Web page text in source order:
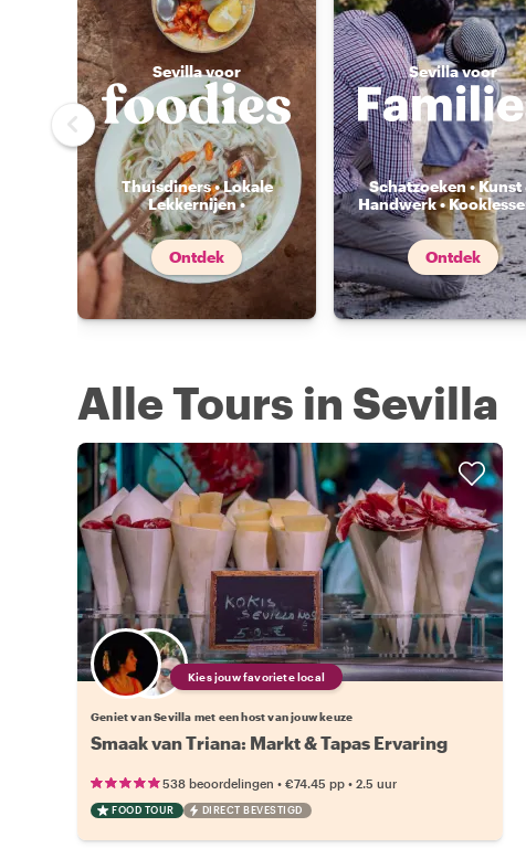
Sevilla voor
Thuisdiners • Lokale
Lekkernijen •
Voedselmarkten...
Ontdek
Sevilla voor
Schatzoeken • Kunst
Handwerk •
Ontdek
Alle Tours in Sevilla
Kies jouw favoriete local
Geniet van Sevilla met een host van jouw keuze
Smaak van Triana: Markt & Tapas Ervaring
538 beoordelingen • €74.45 pp • 2.5 uur
FOOD TOUR DIRECT BEVESTIGD